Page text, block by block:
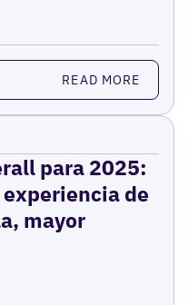
READ MORE
para 2025:
de
mayor